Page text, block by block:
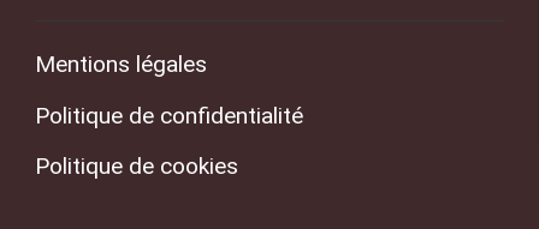
Mentions légales
Politique de confidentialité
Politique de cookies